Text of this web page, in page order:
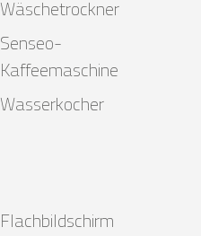
Wäschetrockner
Senseo-
Kaffeemaschine
Wasserkocher
Flachbildschirm